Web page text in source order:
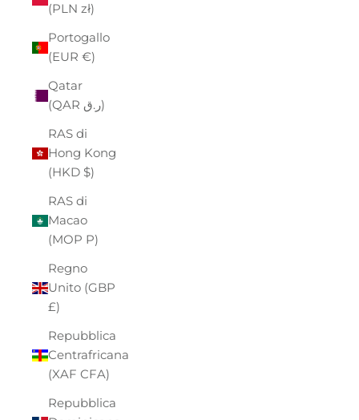
(PLN zł)
Portogallo
(EUR €)
Qatar
(QAR ر.ق)
RAS di
Hong Kong
(HKD $)
RAS di
Macao
(MOP P)
Regno
Unito (GBP
£)
Repubblica
Centrafricana
(XAF CFA)
Repubblica